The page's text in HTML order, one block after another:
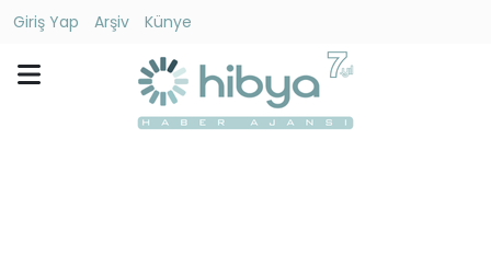
Giriş Yap Arşiv
Künye